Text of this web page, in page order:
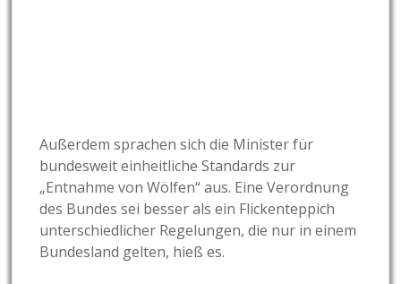
Außerdem sprachen sich die Minister für
bundesweit einheitliche Standards zur
„Entnahme von Wölfen“ aus. Eine Verordnung
des Bundes sei besser als ein Flickenteppich
unterschiedlicher Regelungen, die nur in einem
Bundesland gelten, hieß es.